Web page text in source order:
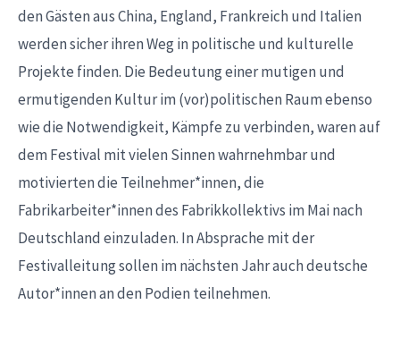
den Gästen aus China, England, Frankreich und Italien
werden sicher ihren Weg in politische und kulturelle
Projekte finden. Die Bedeutung einer mutigen und
ermutigenden Kultur im (vor)politischen Raum ebenso
wie die Notwendigkeit, Kämpfe zu verbinden, waren auf
dem Festival mit vielen Sinnen wahrnehmbar und
motivierten die Teilnehmer*innen, die
Fabrikarbeiter*innen des Fabrikkollektivs im Mai nach
Deutschland einzuladen. In Absprache mit der
Festivalleitung sollen im nächsten Jahr auch deutsche
Autor*innen an den Podien teilnehmen.